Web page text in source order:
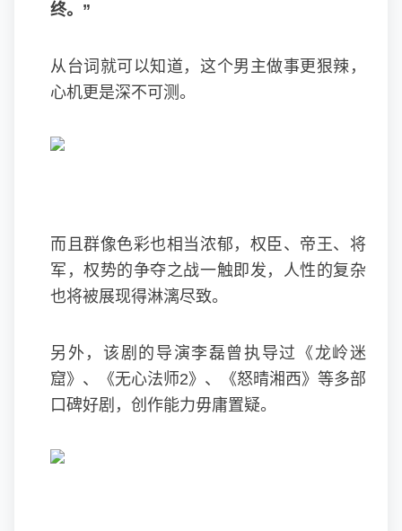
终。”
从台词就可以知道，这个男主做事更狠辣，
心机更是深不可测。
而且群像色彩也相当浓郁，权臣、帝王、将
军，权势的争夺之战一触即发，人性的复杂
也将被展现得淋漓尽致。
另外，该剧的导演李磊曾执导过《龙岭迷
窟》、《无心法师2》、《怒晴湘西》等多部
口碑好剧，创作能力毋庸置疑。